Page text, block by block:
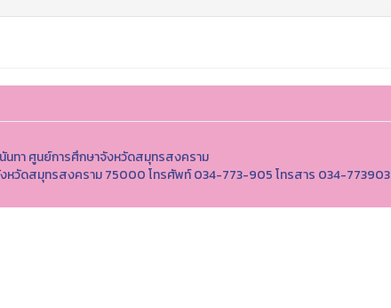
ทา ศูนย์การศึกษาจังหวัดสมุทรสงคราม
จังหวัดสมุทรสงคราม 75000 โทรศัพท์ 034-773-905 โทรสาร 034-773903